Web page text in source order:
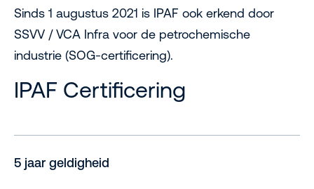
Sinds 1 augustus 2021 is IPAF ook erkend door
SSVV / VCA Infra voor de petrochemische
industrie (SOG-certificering).
IPAF Certificering
5 jaar geldigheid